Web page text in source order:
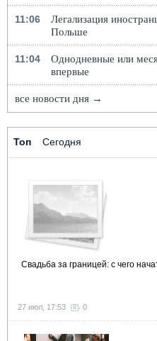
11:06
Легализация
Польше
11:04
Однодневные или
впервые
все новости дня →
Топ Сегодня
Свадьба за границей: с чего
27 июл, 17:53 0